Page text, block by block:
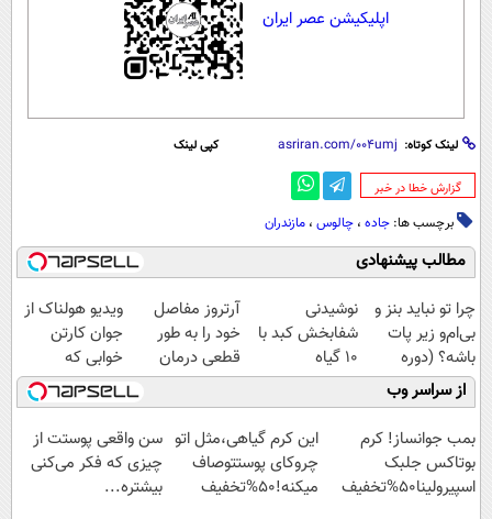
اپلیکیشن عصر ایران
لینک کوتاه: کپی لینک
‌گزارش خطا در خبر
برچسب ها: جاده ، چالوس ، مازندران
مطالب پیشنهادی
چرا تو نباید بنز و
بی‌ام‌و زیر پات
باشه؟ (دوره
رایگان درآمد
میلیاردی)
نوشیدنی
شفابخش کبد با
10 گیاه
موثر(تخفیف تا
امشب)
آرتروز مفاصل
خود را به طور
قطعی درمان
کنید!
◗پرسش‌نامه◖
ویدیو هولناک از
جوان کارتن
خوابی که
میلیاردر شد.
آموزش رایگان
از سراسر وب
بمب جوانساز! کرم
بوتاکس جلبک
اسپیرولینا50%تخفیف
این کرم گیاهی،مثل اتو
چروکای پوستتوصاف
میکنه!50%تخفیف
سن واقعی پوستت از
چیزی که فکر می‌کنی
بیشتره...